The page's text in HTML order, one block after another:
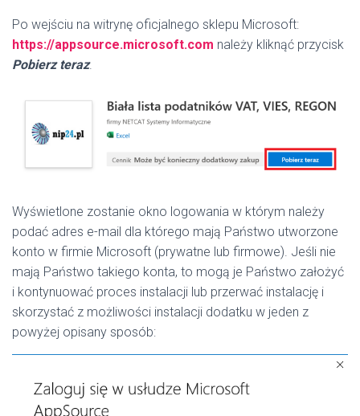
Po wejściu na witrynę oficjalnego sklepu Microsoft:
https://appsource.microsoft.com należy kliknąć przycisk
Pobierz teraz.
Wyświetlone zostanie okno logowania w którym należy
podać adres e-mail dla którego mają Państwo utworzone
konto w firmie Microsoft (prywatne lub firmowe). Jeśli nie
mają Państwo takiego konta, to mogą je Państwo założyć
i kontynuować proces instalacji lub przerwać instalację i
skorzystać z możliwości instalacji dodatku w jeden z
powyżej opisany sposób: